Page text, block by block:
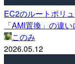
EC2のルートボリ
「AMI置換」の違
このみ
2026.05.12